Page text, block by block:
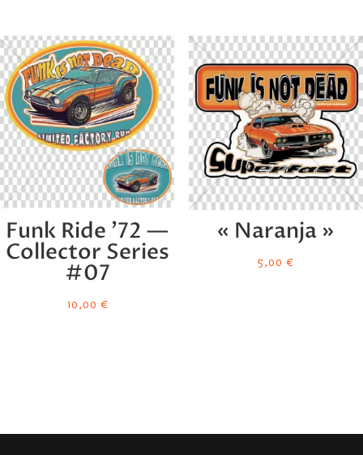
Funk Ride ’72 —
Collector Series
#07
10,00 €
« Naranja »
5,00€